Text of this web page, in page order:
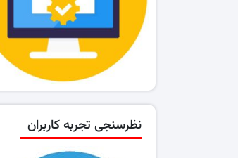
نظرسنجی تجربه کاربران